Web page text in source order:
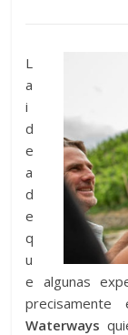
L
a
i
d
e
a
d
e
q
u
e algunas
Waterways